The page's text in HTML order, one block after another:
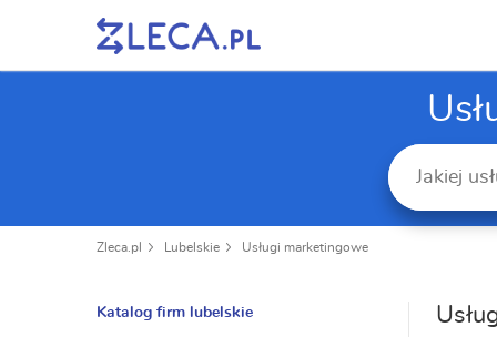
Zleca.pl Lubelskie Usługi marketingowe
Katalog firm lubelskie